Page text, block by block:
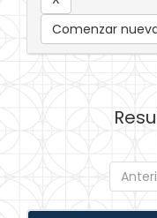
Comenzar